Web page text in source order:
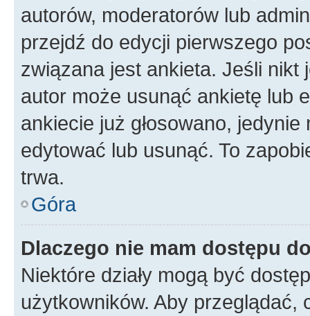
autorów, moderatorów lub
przejdź do edycji pierwszego
związana jest ankieta. Jeśli nikt
autor może usunąć ankietę lub
ankiecie już głosowano,
edytować lub usunąć. To
trwa.
Góra
Dlaczego nie mam dostępu
Niektóre działy mogą być
użytkowników. Aby